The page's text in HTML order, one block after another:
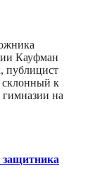
Кауфман
публицист
к
гимназии на
защитника